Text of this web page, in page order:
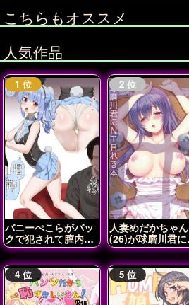
こちらもオススメ
人気作品
バニーぺこらがバッ
クで犯されて膣内射
精されちゃう♡
人妻めだかちゃん
(26)が球磨川君に
NTRれる本